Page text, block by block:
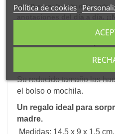
mi influencer favorita del mundo
lazo marcapáginas en su
Su reducido tamaño las
el bolso o mochila.
Un regalo ideal para
madre.
Medidas: 14,5 x 9 x 1,5
Política de cookies